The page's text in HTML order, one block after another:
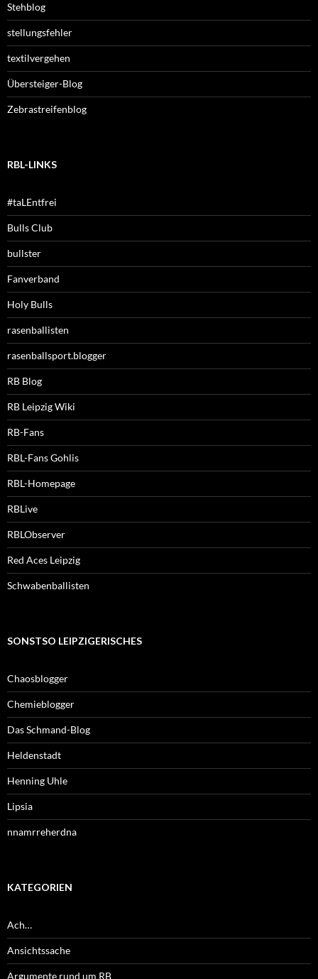
Stehblog
stellungsfehler
textilvergehen
Übersteiger-Blog
Zebrastreifenblog
RBL-LINKS
#taLEntfrei
Bulls Club
bullster
Fanverband
Holy Bulls
rasenballisten
rasenballsport.blogger
RB Blog
RB Leipzig Wiki
RB-Fans
RBL-Fans Gohlis
RBL-Homepage
RBLive
RBLObserver
Red Aces Leipzig
Schwabenballisten
SONSTSO LEIPZIGERISCHES
Chaosblogger
Chemieblogger
Das Schmand-Blog
Heldenstadt
Henning Uhle
Lipsia
nnamrreherdna
KATEGORIEN
Ach…
Ansichtssache
Argumente rund um RB